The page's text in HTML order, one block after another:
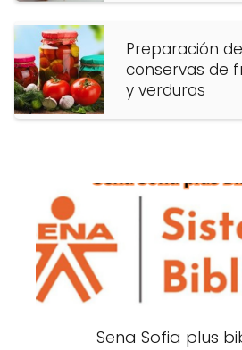
Preparación de
conservas de
y verduras
Sena Sofia plus